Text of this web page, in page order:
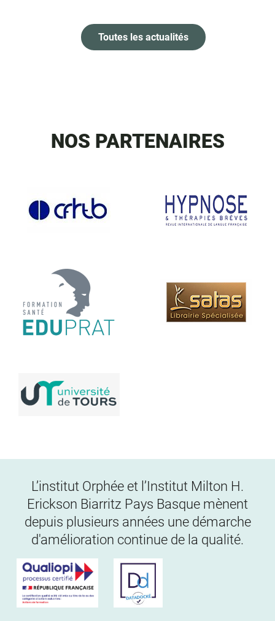
Toutes les actualités
NOS PARTENAIRES
L’institut Orphée et l’Institut Milton H.
Erickson Biarritz Pays Basque mènent
depuis plusieurs années une démarche
d'amélioration continue de la qualité.